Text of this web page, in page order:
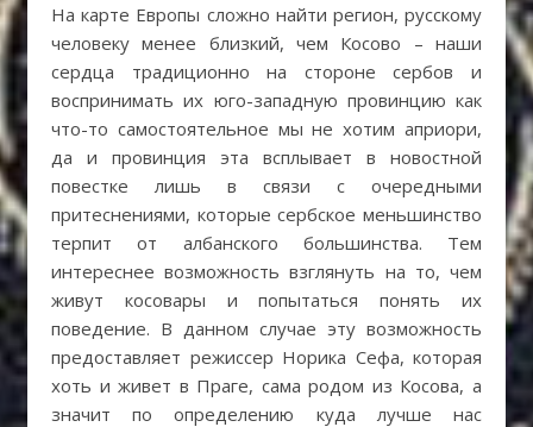
На карте Европы сложно найти регион, русскому
человеку менее близкий, чем Косово – наши
сердца традиционно на стороне сербов и
воспринимать их юго-западную провинцию как
что-то самостоятельное мы не хотим априори,
да и провинция эта всплывает в новостной
повестке лишь в связи с очередными
притеснениями, которые сербское меньшинство
терпит от албанского большинства. Тем
интереснее возможность взглянуть на то, чем
живут косовары и попытаться понять их
поведение. В данном случае эту возможность
предоставляет режиссер Норика Сефа, которая
хоть и живет в Праге, сама родом из Косова, а
значит по определению куда лучше нас